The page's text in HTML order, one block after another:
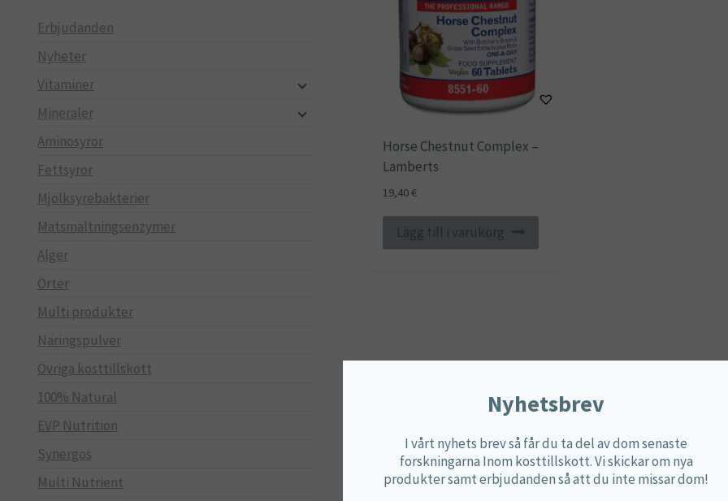
Horse Chestnut Complex –
Lamberts
19,40€
Lägg till i varukorg
Erbjudanden
Nyheter
Vitaminer
Mineraler
Aminosyror
Fettsyror
Mjölksyrebakterier
Matsmältningsenzymer
Alger
Örter
Multi produkter
Näringspulver
Övriga kosttillskott
100% Natural
EVP Nutrition
Synergos
Multi Nutrient
Nyhetsbrev
I vårt nyhets brev så får du ta del av dom senaste
forskningarna Inom kosttillskott. Vi skickar om nya
produkter samt erbjudanden så att du inte missar dom!